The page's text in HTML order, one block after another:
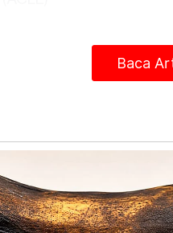
penjaga gol
pemain terbaik
Baca